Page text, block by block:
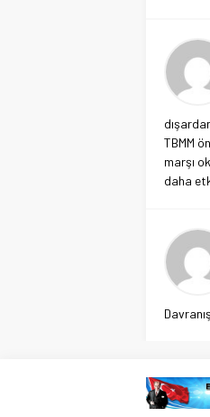
TBMM
marşı
daha